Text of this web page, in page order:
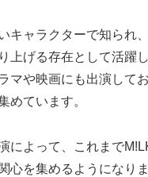
キャラクターで知られ
上げる存在として活躍
マや映画にも出演して
めています。
によって、これまで
心を集めるようになりま